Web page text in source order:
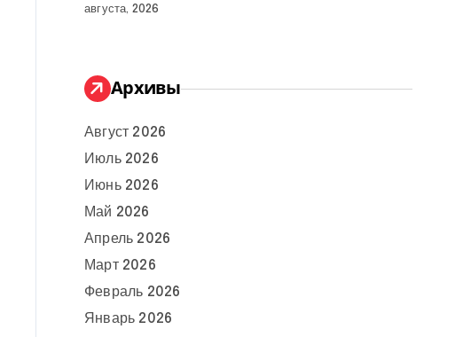
августа, 2026
Архивы
Август 2026
Июль 2026
Июнь 2026
Май 2026
Апрель 2026
Март 2026
Февраль 2026
Январь 2026